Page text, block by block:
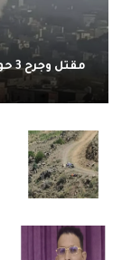
مقتل وجرح 3 حوثيين في اشتباكات غرب تعز